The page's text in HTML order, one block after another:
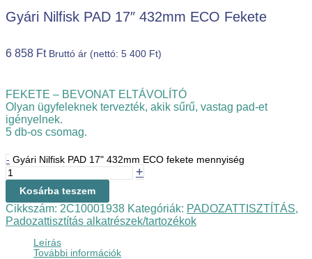
Gyári Nilfisk PAD 17″ 432mm ECO Fekete
6 858 Ft Bruttó ár (nettó: 5 400 Ft)
FEKETE – BEVONAT ELTÁVOLÍTÓ
Olyan ügyfeleknek tervezték, akik sűrű, vastag pad-et
igényelnek.
5 db-os csomag.
- Gyári Nilfisk PAD 17" 432mm ECO fekete mennyiség
+
Kosárba teszem
Cikkszám: 2C10001938 Kategóriák: PADOZATTISZTÍTÁS,
Padozattisztítás alkatrészek/tartozékok
Leírás
További információk